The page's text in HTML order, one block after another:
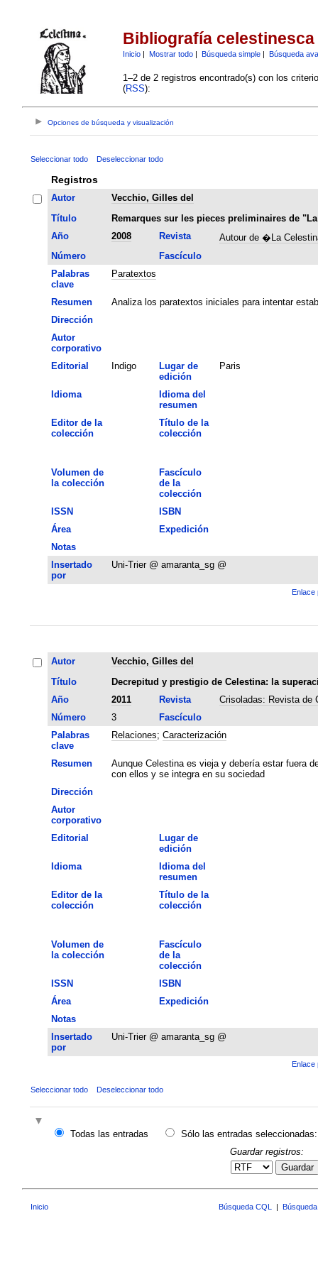
Bibliografía celestinesca
Inicio| Mostrar todo| Búsqueda simple| Búsqueda
1–2 de 2 registros encontrado(s) con los
(RSS):
Opciones de búsqueda y visualización
Seleccionar todo Deseleccionar todo
Registros
Autor
Vecchio, Gilles del
Título
Remarques sur les pieces preliminaires de
Año
2008 Revista
Autour de �La
Número
Fascículo
Palabras
clave
Paratextos
Resumen
Analiza los paratextos iniciales para intentar
Dirección
Autor
corporativo
Editorial
Indigo
Lugar de
edición
Paris
Idioma
Idioma del
resumen
Editor de la
colección
Título de la
colección
Volumen de
la colección
Fascículo
de la
colección
ISSN
ISBN
Área
Expedición
Notas
Insertado
por
Uni-Trier @ amaranta_sg @
Enlace
Autor
Vecchio, Gilles del
Título
Decrepitud y prestigio de Celestina: la
Año
2011 Revista
Crisoladas: Revista de
Número
3
Fascículo
Palabras
clave
Relaciones; Caracterización
Resumen
Aunque Celestina es vieja y debería estar fuera
con ellos y se integra en su sociedad
Dirección
Autor
corporativo
Editorial
Lugar de
edición
Idioma
Idioma del
resumen
Editor de la
colección
Título de la
colección
Volumen de
la colección
Fascículo
de la
colección
ISSN
ISBN
Área
Expedición
Notas
Insertado
por
Uni-Trier @ amaranta_sg @
Enlace
Seleccionar todo Deseleccionar todo
Todas las entradas
Sólo las entradas seleccionadas:
Guardar registros:
Guardar
Inicio Búsqueda CQL